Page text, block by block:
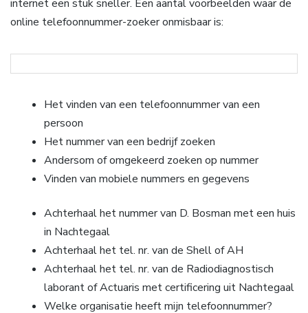
internet een stuk sneller. Een aantal voorbeelden waar de
online telefoonnummer-zoeker onmisbaar is:
Het vinden van een telefoonnummer van een
persoon
Het nummer van een bedrijf zoeken
Andersom of omgekeerd zoeken op nummer
Vinden van mobiele nummers en gegevens
Achterhaal het nummer van D. Bosman met een huis
in Nachtegaal
Achterhaal het tel. nr. van de Shell of AH
Achterhaal het tel. nr. van de Radiodiagnostisch
laborant of Actuaris met certificering uit Nachtegaal
Welke organisatie heeft mijn telefoonnummer?